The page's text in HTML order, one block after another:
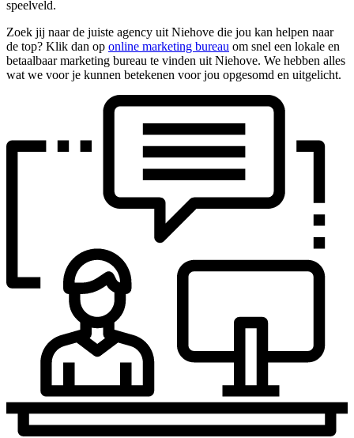
speelveld.
Zoek jij naar de juiste agency uit Niehove die jou kan helpen naar
de top? Klik dan op online marketing bureau om snel een lokale en
betaalbaar marketing bureau te vinden uit Niehove. We hebben alles
wat we voor je kunnen betekenen voor jou opgesomd en uitgelicht.